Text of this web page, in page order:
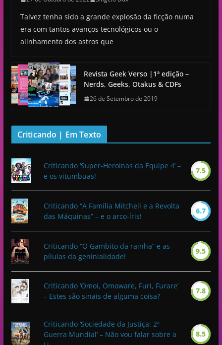
Talvez tenha sido a grande explosão da ficção numa
era com tantos avanços tecnológicos ou o
alinhamento dos astros que
Revista Geek Verso |1ª edição –
Nerds, Geeks, Otakus & CDFs
26 de Setembro de 2019
Criticando | Em Texto
Criticando ‘Super-Heroínas da Equipe 4’ –
e os vitumbuas!
7.5
Criticando “A Família Mitchell e a Revolta
das Máquinas” – e o arco-íris!
6.7
Criticando “O Gambito da rainha” e as
pílulas da geninialidade!
9.5
Criticando ‘Omoi, Omoware, Furi, Furare’
– Estes são sinais de alguma coisa?
7.8
Criticando ‘Sociedade da Justiça: 2ª
Guerra Mundial’ – Não vou falar sobre a
8.5